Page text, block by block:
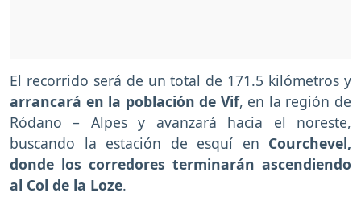
El recorrido será de un total de 171.5 kilómetros y
arrancará en la población de Vif, en la región de
Ródano – Alpes y avanzará hacia el noreste,
buscando la estación de esquí en Courchevel,
donde los corredores terminarán ascendiendo
al Col de la Loze.